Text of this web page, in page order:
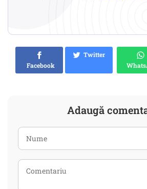
Facebook
Twitter
Adaugă